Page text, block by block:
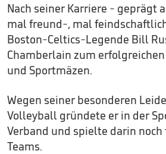
Nach seiner Karriere - geprägt
mal freund-, mal
Boston-Celtics-Legende Bill
Chamberlain zum
und Sportmäzen.
Wegen seiner besonderen
Volleyball gründete er in der
Verband und spielte darin
Teams.